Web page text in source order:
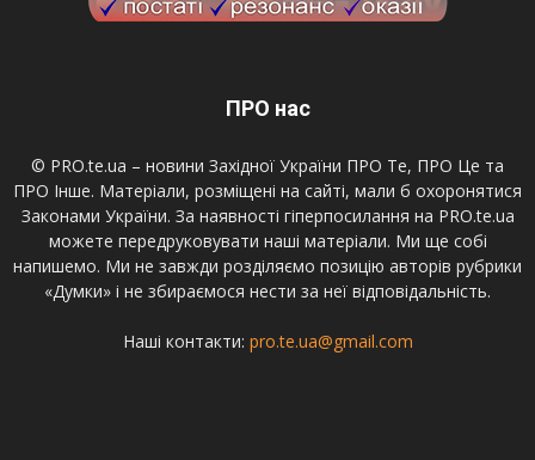
ПРО нас
© PRO.te.ua – новини Західної України ПРО Те, ПРО Це та
ПРО Інше. Матеріали, розміщені на сайті, мали б охоронятися
Законами України. За наявності гіперпосилання на PRO.te.ua
можете передруковувати наші матеріали. Ми ще собі
напишемо. Ми не завжди розділяємо позицію авторів рубрики
«Думки» і не збираємося нести за неї відповідальність.
Наші контакти: pro.te.ua@gmail.com